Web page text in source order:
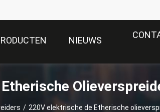
NIEUWS
Etherische
/ 220V elektrische de Etherische